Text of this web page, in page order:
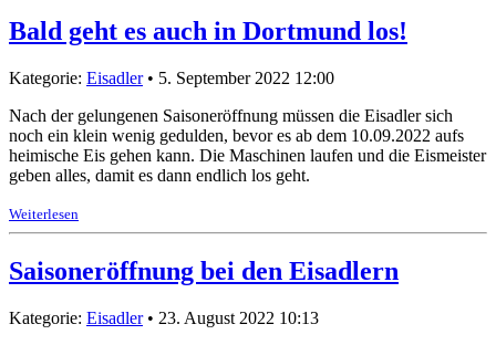
Bald geht es auch in Dortmund los!
Kategorie: Eisadler• 5. September 2022 12:00
Nach der gelungenen Saisoneröffnung müssen die Eisadler sich
noch ein klein wenig gedulden, bevor es ab dem 10.09.2022 aufs
heimische Eis gehen kann. Die Maschinen laufen und die Eismeister
geben alles, damit es dann endlich los geht.
Weiterlesen
Saisoneröffnung bei den Eisadlern
Kategorie: Eisadler• 23. August 2022 10:13